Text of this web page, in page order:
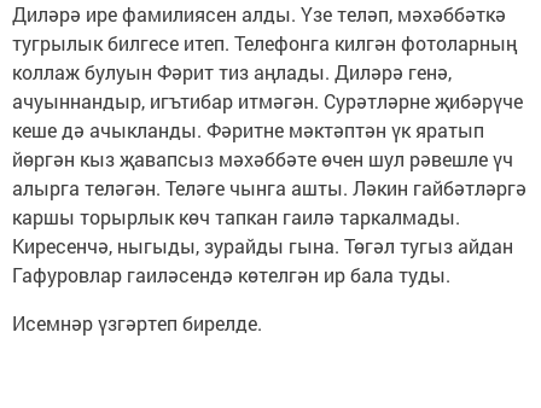
Диләрә ире фамилиясен алды. Үзе теләп, мәхәббәткә
тугрылык билгесе итеп. Телефонга килгән фотоларның
коллаж булуын Фәрит тиз аңлады. Диләрә генә,
ачуыннандыр, игътибар итмәгән. Сурәтләрне җибәрүче
кеше дә ачыкланды. Фәритне мәктәптән үк яратып
йөргән кыз җавапсыз мәхәббәте өчен шул рәвешле үч
алырга теләгән. Теләге чынга ашты. Ләкин гайбәтләргә
каршы торырлык көч тапкан гаилә таркалмады.
Киресенчә, ныгыды, зурайды гына. Төгәл тугыз айдан
Гафуровлар гаиләсендә көтелгән ир бала туды.
Исемнәр үзгәртеп бирелде.